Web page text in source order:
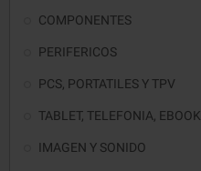
COMPONENTES
PERIFERICOS
PCS, PORTATILES Y TPV
TABLET, TELEFONIA, EBOOK
IMAGEN Y SONIDO